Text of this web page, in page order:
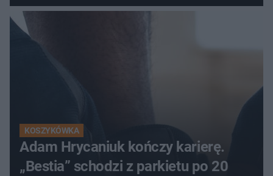
KOSZYKÓWKA
Adam Hrycaniuk kończy karierę.
„Bestia” schodzi z parkietu po 20